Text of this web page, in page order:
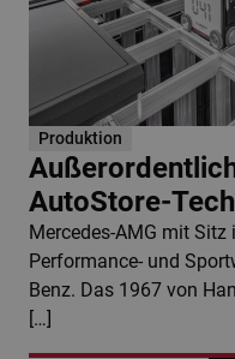
Produktion
AutoStore-
Mercedes-AMG mit
Performance- und
Benz. Das 1967 von
[…]